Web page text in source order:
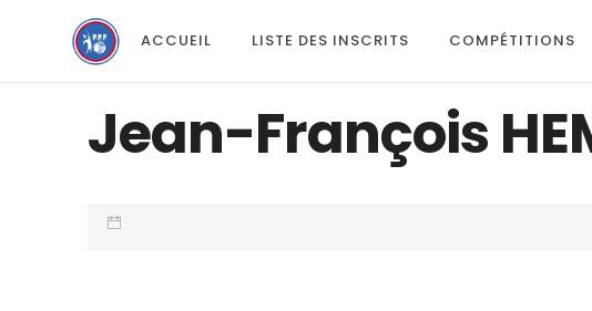
ACCUEIL LISTE DES INSCRITS COMPÉTITIONS
Jean-François